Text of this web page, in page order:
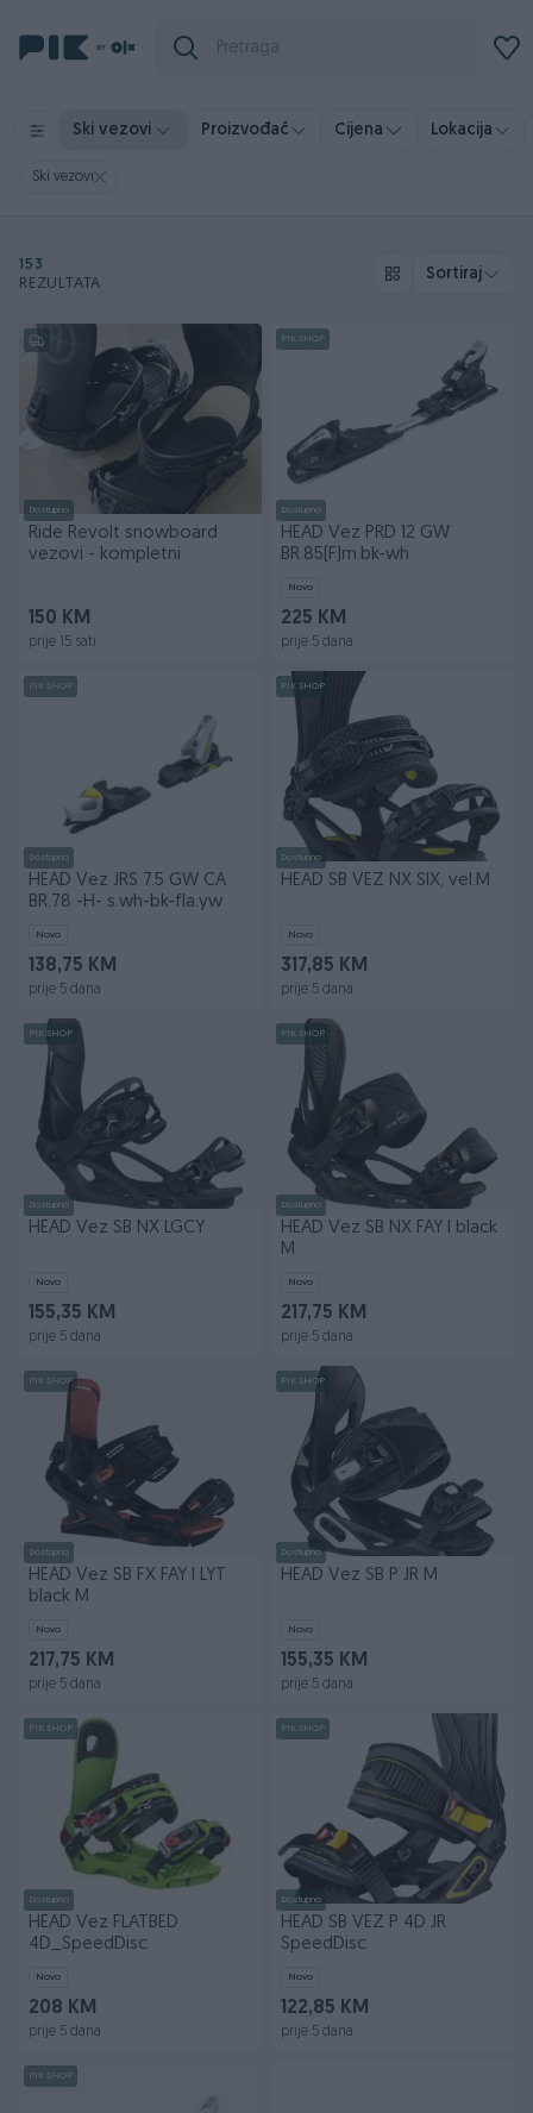
Ski vezovi Proizvođač Cijena Lokacija
Ski vezovi
153
REZULTATA
Sortiraj
Dostupno
Ride Revolt snowboard
vezovi - kompletni
150 KM
prije 15 sati
PIK SHOP
Dostupno
HEAD Vez PRD 12 GW
BR.85(F)m.bk-wh
Novo
225 KM
prije 5 dana
PIK SHOP
Dostupno
HEAD Vez JRS 7.5 GW CA
BR.78 -H- s.wh-bk-fla.yw
Novo
138,75 KM
prije 5 dana
PIK SHOP
Dostupno
HEAD SB VEZ NX SIX, vel.M
Novo
317,85 KM
prije 5 dana
PIK SHOP
Dostupno
HEAD Vez SB NX LGCY
Novo
155,35 KM
prije 5 dana
PIK SHOP
Dostupno
HEAD Vez SB NX FAY I black
M
Novo
217,75 KM
prije 5 dana
PIK SHOP
Dostupno
HEAD Vez SB FX FAY I LYT
black M
Novo
217,75 KM
prije 5 dana
PIK SHOP
Dostupno
HEAD Vez SB P JR M
Novo
155,35 KM
prije 5 dana
PIK SHOP
Dostupno
HEAD Vez FLATBED
4D_SpeedDisc
Novo
208 KM
prije 5 dana
PIK SHOP
Dostupno
HEAD SB VEZ P 4D JR
SpeedDisc
Novo
122,85 KM
prije 5 dana
PIK SHOP